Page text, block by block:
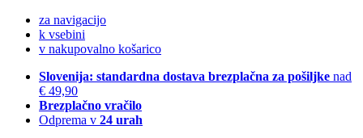
za navigacijo
k vsebini
v nakupovalno košarico
Slovenija: standardna dostava brezplačna za pošiljke nad
€ 49,90
Brezplačno vračilo
Odprema v 24 urah